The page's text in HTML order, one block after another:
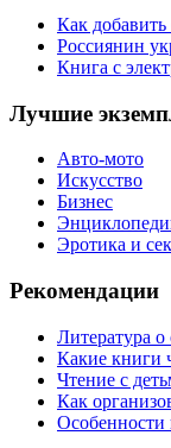
Как
Россиянин
Книга с
Лучшие
Авто-мото
Искусство
Бизнес
Эротика и
Рекомендации
Литература
Какие книги
Чтение с
Как
Особенности